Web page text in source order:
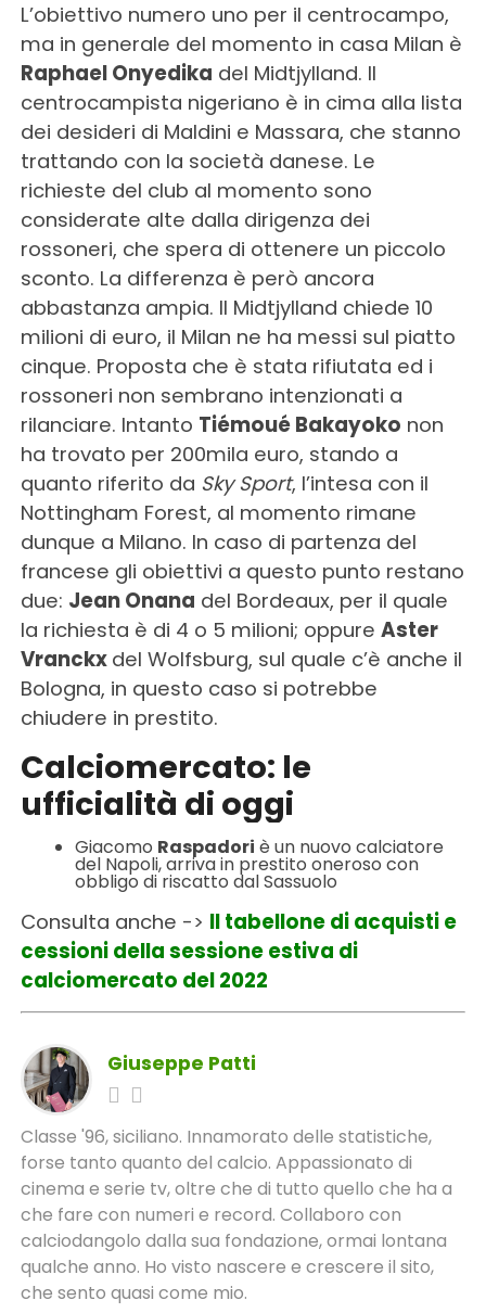
L’obiettivo numero uno per il centrocampo,
ma in generale del momento in casa Milan è
Raphael Onyedika del Midtjylland. Il
centrocampista nigeriano è in cima alla lista
dei desideri di Maldini e Massara, che stanno
trattando con la società danese. Le
richieste del club al momento sono
considerate alte dalla dirigenza dei
rossoneri, che spera di ottenere un piccolo
sconto. La differenza è però ancora
abbastanza ampia. Il Midtjylland chiede 10
milioni di euro, il Milan ne ha messi sul piatto
cinque. Proposta che è stata rifiutata ed i
rossoneri non sembrano intenzionati a
rilanciare. Intanto Tiémoué Bakayoko non
ha trovato per 200mila euro, stando a
quanto riferito da Sky Sport, l’intesa con il
Nottingham Forest, al momento rimane
dunque a Milano. In caso di partenza del
francese gli obiettivi a questo punto restano
due: Jean Onana del Bordeaux, per il quale
la richiesta è di 4 o 5 milioni; oppure Aster
Vranckx del Wolfsburg, sul quale c’è anche il
Bologna, in questo caso si potrebbe
chiudere in prestito.
Calciomercato: le
ufficialità di oggi
Giacomo Raspadori è un nuovo calciatore
del Napoli, arriva in prestito oneroso con
obbligo di riscatto dal Sassuolo
Consulta anche -> Il tabellone di acquisti e
cessioni della sessione estiva di
calciomercato del 2022
Giuseppe Patti
Classe '96, siciliano. Innamorato delle statistiche,
forse tanto quanto del calcio. Appassionato di
cinema e serie tv, oltre che di tutto quello che ha a
che fare con numeri e record. Collaboro con
calciodangolo dalla sua fondazione, ormai lontana
qualche anno. Ho visto nascere e crescere il sito,
che sento quasi come mio.